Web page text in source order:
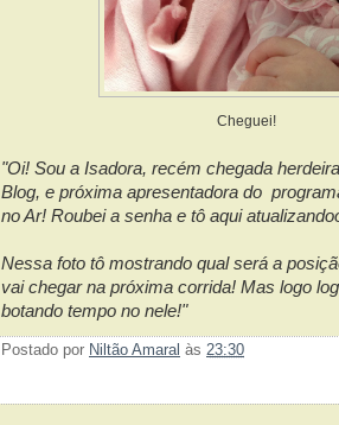
Cheguei!
"Oi! Sou a Isadora, recém chegada
Blog, e próxima apresentadora do
no Ar! Roubei a senha e tô aqui
Nessa foto tô mostrando qual será a
vai chegar na próxima corrida! Mas logo
botando tempo no nele!"
Postado por Niltão Amaral às 23:30